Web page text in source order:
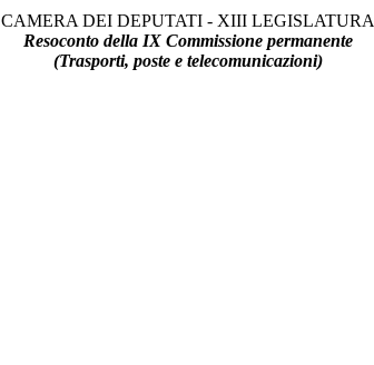
CAMERA DEI DEPUTATI - XIII LEGISLATURA
Resoconto della IX Commissione permanente
(Trasporti, poste e telecomunicazioni)